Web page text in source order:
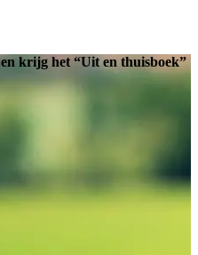
krijg het “Uit en thuisboek”